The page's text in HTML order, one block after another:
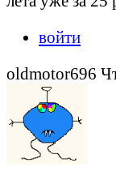
войти
oldmotor696